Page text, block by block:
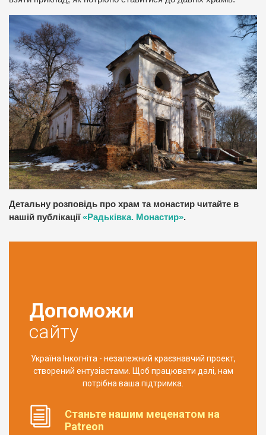
Детальну розповідь про храм та монастир читайте в
нашій публікації«Радьківка. Монастир».
Допоможи
сайту
Україна Інкогніта - незалежний краєзнавчий проект,
створений ентузіастами. Щоб працювати далі, нам
потрібна ваша підтримка.
Станьте нашим меценатом на
Patreon